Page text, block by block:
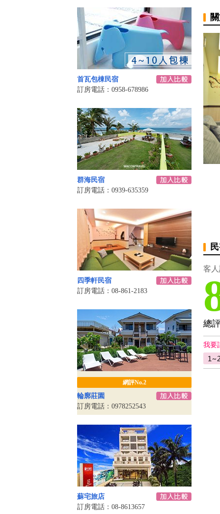
首瓦包棟民宿
訂房電話：0958-678986
群海民宿
訂房電話：0939-635359
四季軒民宿
訂房電話：08-861-2183
網評No.2
輪廓莊園
訂房電話：0978252543
蘇宅旅店
訂房電話：08-8613657
客
總
我要